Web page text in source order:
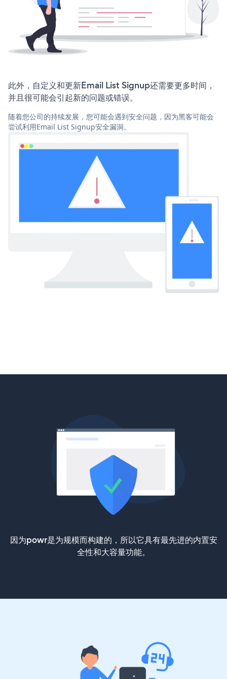
此外，自定义和更新Email List Signup还需要更多时间，
并且很可能会引起新的问题或错误。
随着您公司的持续发展，您可能会遇到安全问题，因为黑客可能会
尝试利用Email List Signup安全漏洞。
因为powr是为规模而构建的，所以它具有最先进的内置安
全性和大容量功能。